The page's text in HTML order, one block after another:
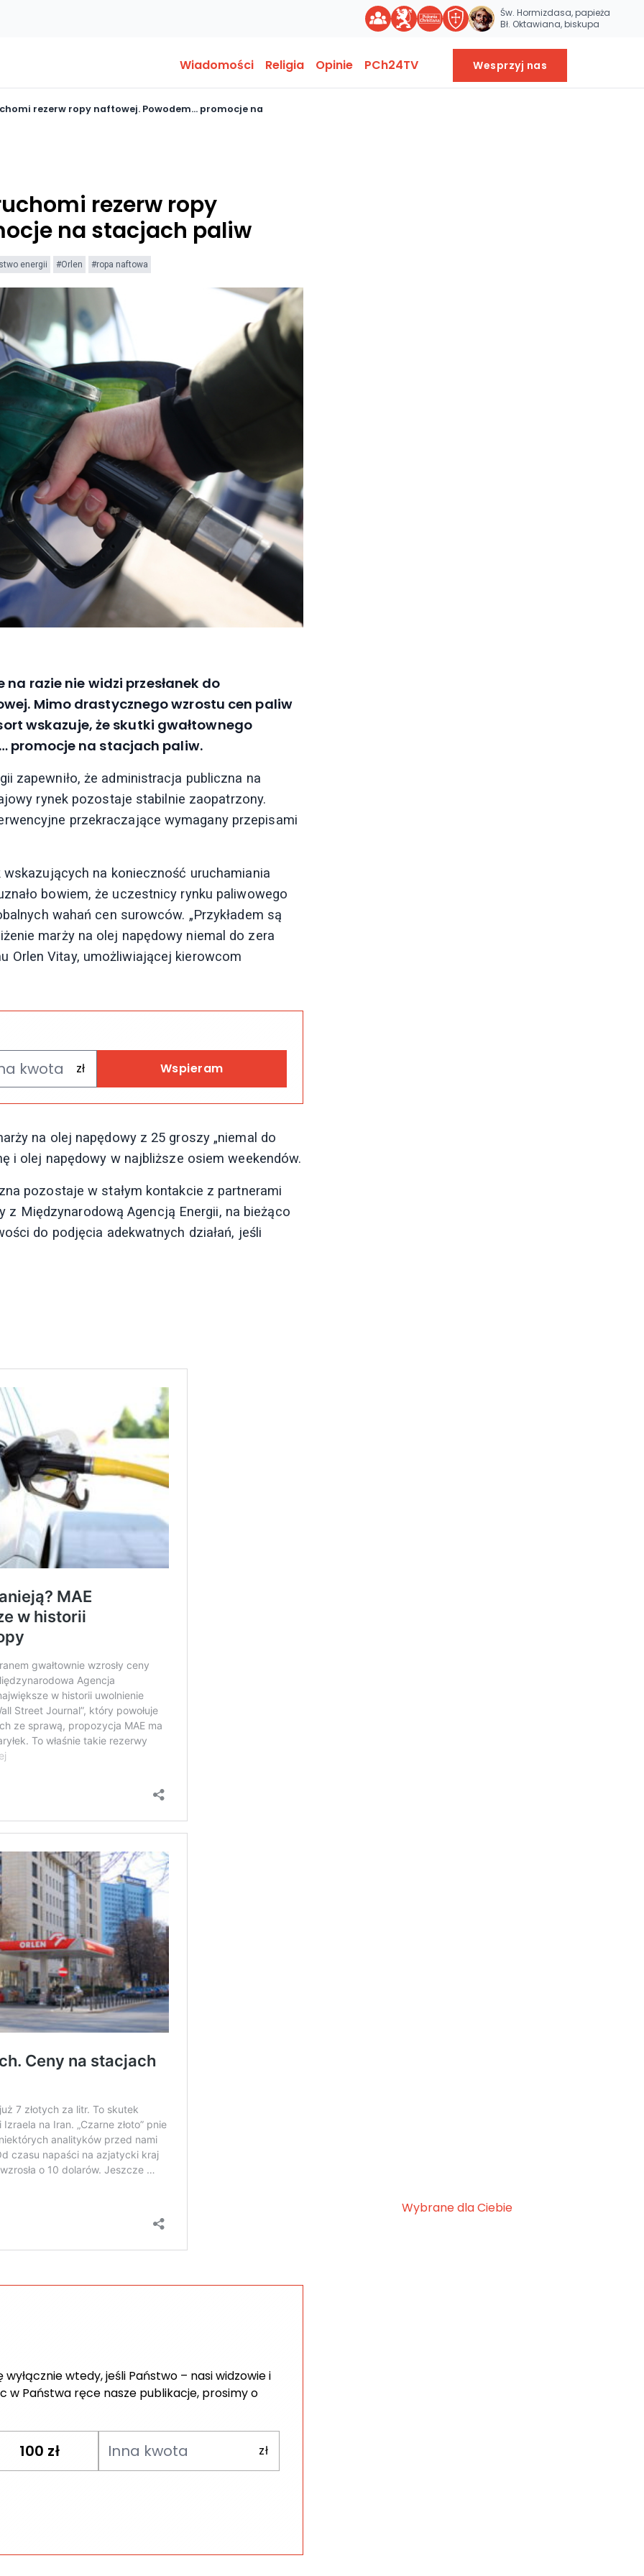
Św. Hormizdasa, papieża
Bł. Oktawiana, biskupa
Wiadomości Religia Opinie PCh24TV Wesprzyj nas
rezerw ropy naftowej. Powodem… promocje na
rezerw ropy
na stacjach paliw
energii #Orlen #ropa naftowa
razie nie widzi przesłanek do
Mimo drastycznego wzrostu cen paliw
wskazuje, że skutki gwałtownego
promocje na stacjach paliw.
zapewniło, że administracja publiczna na
rynek pozostaje stabilnie zaopatrzony.
przekraczające wymagany przepisami
wskazujących na konieczność uruchamiania
bowiem, że uczestnicy rynku paliwowego
wahań cen surowców. „Przykładem są
marży na olej napędowy niemal do zera
Orlen Vitay, umożliwiającej kierowcom
Wspieram
na olej napędowy z 25 groszy „niemal do
i olej napędowy w najbliższe osiem weekendów.
pozostaje w stałym kontakcie z partnerami
Międzynarodową Agencją Energii, na bieżąco
do podjęcia adekwatnych działań, jeśli
wtedy, jeśli Państwo – nasi widzowie i
Państwa ręce nasze publikacje, prosimy o
100 zł
Wybrane dla Ciebie